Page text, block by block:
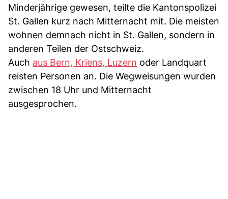
Minderjährige gewesen, teilte die Kantonspolizei
St. Gallen kurz nach Mitternacht mit. Die meisten
wohnen demnach nicht in St. Gallen, sondern in
anderen Teilen der Ostschweiz.
Auch aus Bern, Kriens, Luzern oder Landquart
reisten Personen an. Die Wegweisungen wurden
zwischen 18 Uhr und Mitternacht
ausgesprochen.